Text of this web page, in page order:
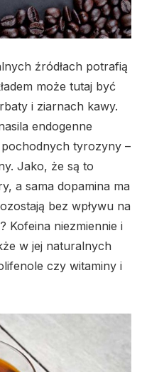
źródłach potrafią
może tutaj być
i ziarnach kawy.
endogenne
tyrozyny –
Jako, że są to
a sama dopamina ma
bez wpływu na
Kofeina niezmiennie i
w jej naturalnych
czy witaminy i